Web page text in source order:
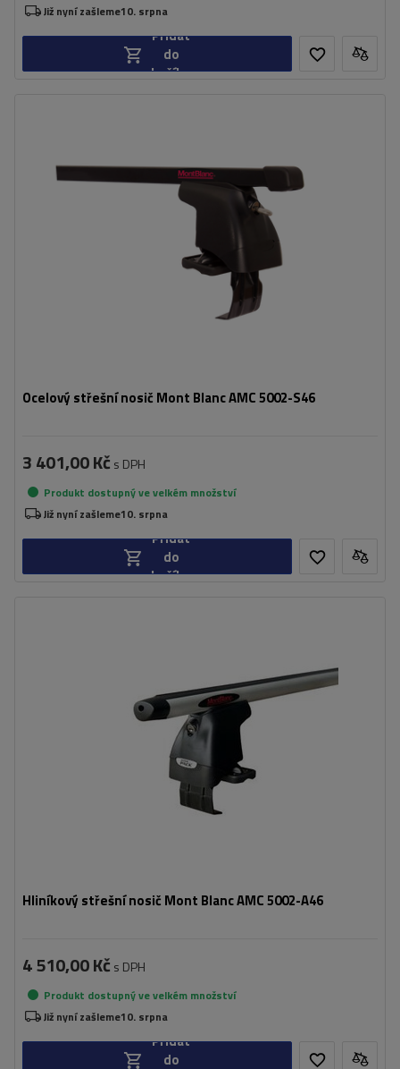
Již nyní zašleme10. srpna
Přidat
do
košíku
Ocelový střešní nosič Mont Blanc AMC 5002-S46
3 401,00 Kč s DPH
Produkt dostupný ve velkém množství
Již nyní zašleme10. srpna
Přidat
do
košíku
Hliníkový střešní nosič Mont Blanc AMC 5002-A46
4 510,00 Kč s DPH
Produkt dostupný ve velkém množství
Již nyní zašleme10. srpna
Přidat
do